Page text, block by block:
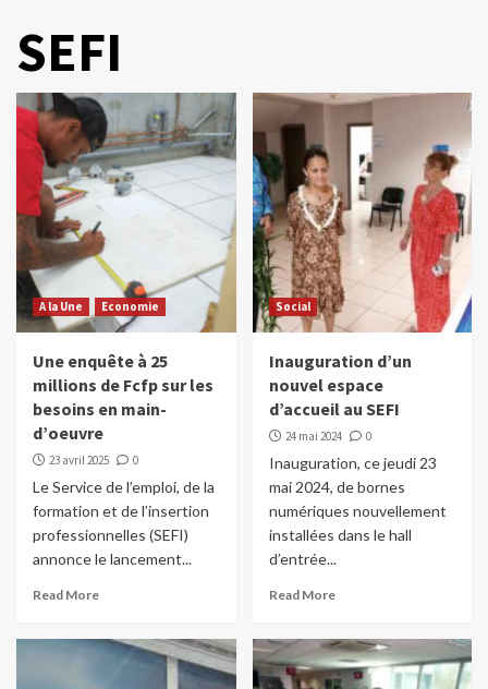
SEFI
A la Une Economie
Une enquête à 25
millions de Fcfp sur les
besoins en main-
d’oeuvre
23 avril 2025 0
Le Service de l’emploi, de la
formation et de l’insertion
professionnelles (SEFI)
annonce le lancement...
Read More
Social
Inauguration d’un
nouvel espace
d’accueil au SEFI
24 mai 2024 0
Inauguration, ce jeudi 23
mai 2024, de bornes
numériques nouvellement
installées dans le hall
d’entrée...
Read More